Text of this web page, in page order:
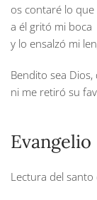
os contaré lo
a él gritó mi boca
y lo ensalzó mi
Bendito sea
ni me retiró su
Evangelio
Lectura del santo